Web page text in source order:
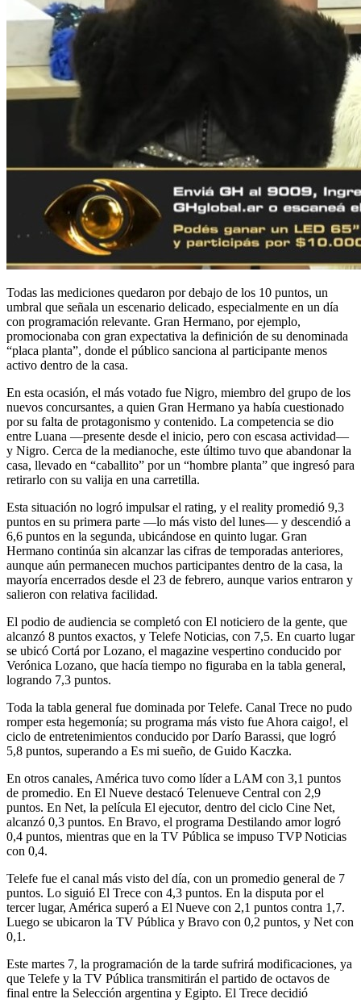
Todas las mediciones quedaron por debajo de los 10 puntos, un
umbral que señala un escenario delicado, especialmente en un día
con programación relevante. Gran Hermano, por ejemplo,
promocionaba con gran expectativa la definición de su denominada
“placa planta”, donde el público sanciona al participante menos
activo dentro de la casa.
En esta ocasión, el más votado fue Nigro, miembro del grupo de los
nuevos concursantes, a quien Gran Hermano ya había cuestionado
por su falta de protagonismo y contenido. La competencia se dio
entre Luana —presente desde el inicio, pero con escasa actividad—
y Nigro. Cerca de la medianoche, este último tuvo que abandonar la
casa, llevado en “caballito” por un “hombre planta” que ingresó para
retirarlo con su valija en una carretilla.
Esta situación no logró impulsar el rating, y el reality promedió 9,3
puntos en su primera parte —lo más visto del lunes— y descendió a
6,6 puntos en la segunda, ubicándose en quinto lugar. Gran
Hermano continúa sin alcanzar las cifras de temporadas anteriores,
aunque aún permanecen muchos participantes dentro de la casa, la
mayoría encerrados desde el 23 de febrero, aunque varios entraron y
salieron con relativa facilidad.
El podio de audiencia se completó con El noticiero de la gente, que
alcanzó 8 puntos exactos, y Telefe Noticias, con 7,5. En cuarto lugar
se ubicó Cortá por Lozano, el magazine vespertino conducido por
Verónica Lozano, que hacía tiempo no figuraba en la tabla general,
logrando 7,3 puntos.
Toda la tabla general fue dominada por Telefe. Canal Trece no pudo
romper esta hegemonía; su programa más visto fue Ahora caigo!, el
ciclo de entretenimientos conducido por Darío Barassi, que logró
5,8 puntos, superando a Es mi sueño, de Guido Kaczka.
En otros canales, América tuvo como líder a LAM con 3,1 puntos
de promedio. En El Nueve destacó Telenueve Central con 2,9
puntos. En Net, la película El ejecutor, dentro del ciclo Cine Net,
alcanzó 0,3 puntos. En Bravo, el programa Destilando amor logró
0,4 puntos, mientras que en la TV Pública se impuso TVP Noticias
con 0,4.
Telefe fue el canal más visto del día, con un promedio general de 7
puntos. Lo siguió El Trece con 4,3 puntos. En la disputa por el
tercer lugar, América superó a El Nueve con 2,1 puntos contra 1,7.
Luego se ubicaron la TV Pública y Bravo con 0,2 puntos, y Net con
0,1.
Este martes 7, la programación de la tarde sufrirá modificaciones, ya
que Telefe y la TV Pública transmitirán el partido de octavos de
final entre la Selección argentina y Egipto. El Trece decidió